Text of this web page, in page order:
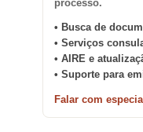
processo.
• Busca de
• Serviços
• AIRE e
• Suporte para
Falar com